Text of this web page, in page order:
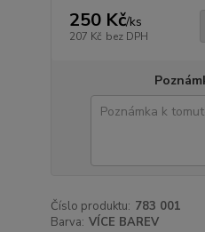
250 Kč/ks
207 Kč bez DPH
Číslo produktu: 783 001
Barva: VÍCE BAREV